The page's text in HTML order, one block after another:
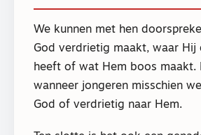
We kunnen met hen
God verdrietig maakt, waar Hij
heeft of wat Hem boos maakt.
wanneer jongeren misschien
God of verdrietig naar Hem.